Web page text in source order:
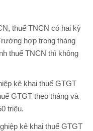
thuế TNCN có hai kỳ
hợp trong tháng
thuế TNCN thì không
kê khai thuế GTGT
GTGT theo tháng và
triệu.
kê khai thuế GTGT